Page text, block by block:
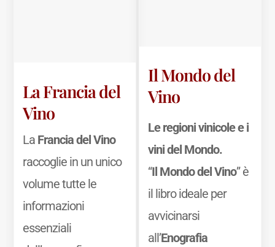
La Francia del
Vino
La Francia del Vino
raccoglie in un unico
volume tutte le
informazioni
essenziali
Il Mondo del
Vino
Le regioni vinicole e i
vini del Mondo.
“Il Mondo del Vino” è
il libro ideale per
avvicinarsi
all’Enografia